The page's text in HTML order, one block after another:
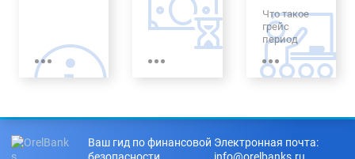
40000
рублей
рублей
посредник
ов
Без обмана
Без
звонков
оператора
С
На карту
ВТБ
На карту
Восточный
банк
у
Билайн
займ
Лучшие
займы
По
На новый
Что такое
грейс
период
Стоит ли
брать
До какого
дают
кредит
Ваш гид по финансовой
безопасности
Электронная почта:
info@orelbanks.ru